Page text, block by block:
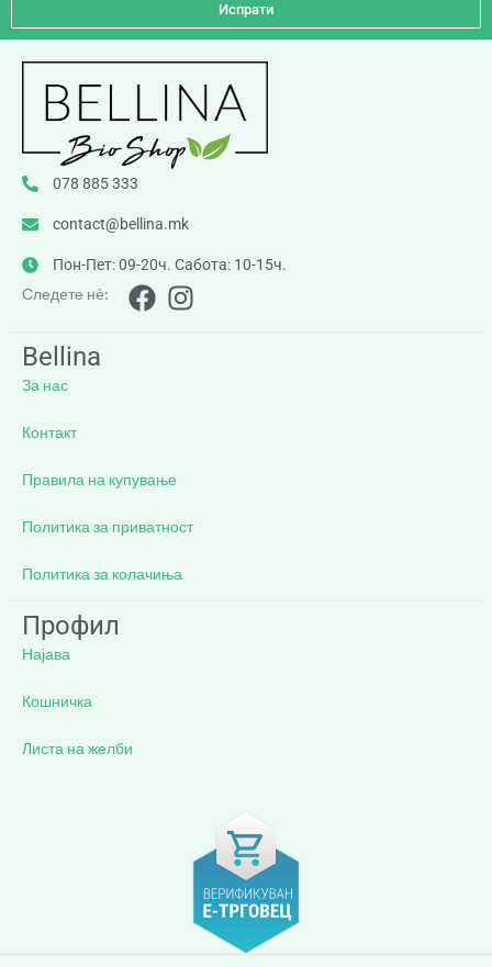
Испрати
078 885 333
contact@bellina.mk
Пон-Пет: 09-20ч. Сабота: 10-15ч.
Следете нè:
Bellina
За нас
Контакт
Правила на купување
Политика за приватност
Политика за колачиња
Профил
Најава
Кошничка
Листа на желби